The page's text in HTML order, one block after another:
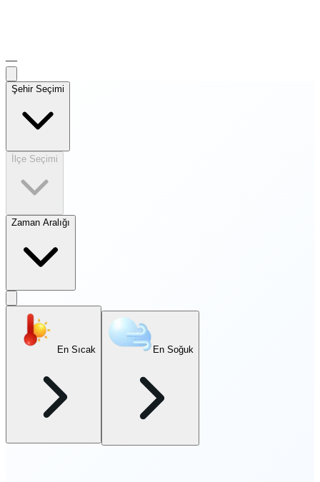
—
Şehir Seçimi
İlçe Seçimi
Zaman Aralığı
En Sıcak En Soğuk